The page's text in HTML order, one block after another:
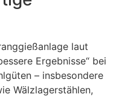
laut
Ergebnisse“ bei
– insbesondere
Wälzlagerstählen,